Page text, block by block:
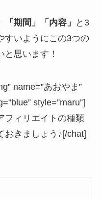
「期間」「内容」
と3
すいようにこの3つの
思います！
name=”あおやま”
style=”maru”]
フィリエイトの種類
おきましょう♪[/chat]